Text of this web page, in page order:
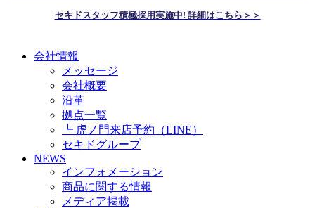
セキドスタッフ積極採用実施中! 詳細はこちら＞＞
会社情報
メッセージ
会社概要
沿革
拠点一覧
┗ 虎ノ門来店予約（LINE）
セキドグループ
NEWS
インフォメーション
商品に関する情報
メディア掲載